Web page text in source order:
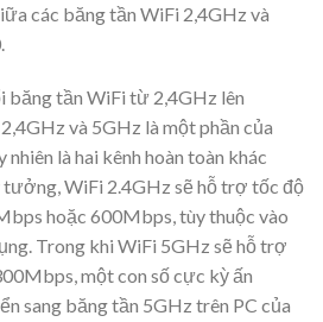
các băng tần WiFi 2,4GHz và
băng tần WiFi từ 2,4GHz lên
và 5GHz là một phần của
là hai kênh hoàn toàn khác
tưởng, WiFi 2.4GHz sẽ hỗ trợ tốc độ
hoặc 600Mbps, tùy thuộc vào
Trong khi WiFi 5GHz sẽ hỗ trợ
một con số cực kỳ ấn
sang băng tần 5GHz trên PC của